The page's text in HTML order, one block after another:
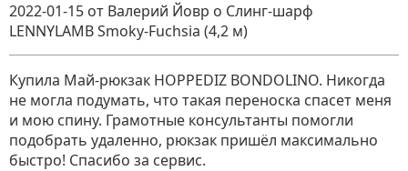
2022-01-15 от Валерий Йовр о Слинг-шарф
LENNYLAMB Smoky-Fuchsia (4,2 м)
Купила Май-рюкзак HOPPEDIZ BONDOLINO. Никогда
не могла подумать, что такая переноска спасет меня
и мою спину. Грамотные консультанты помогли
подобрать удаленно, рюкзак пришёл максимально
быстро! Спасибо за сервис.